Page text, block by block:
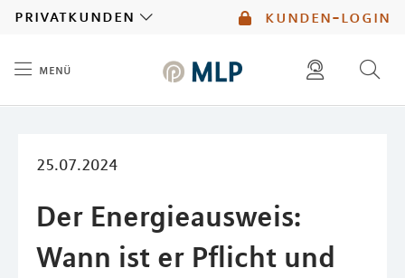
kunden-login
privatkunden
menü
25.07.2024
Der Energieausweis:
Wann ist er Pflicht und